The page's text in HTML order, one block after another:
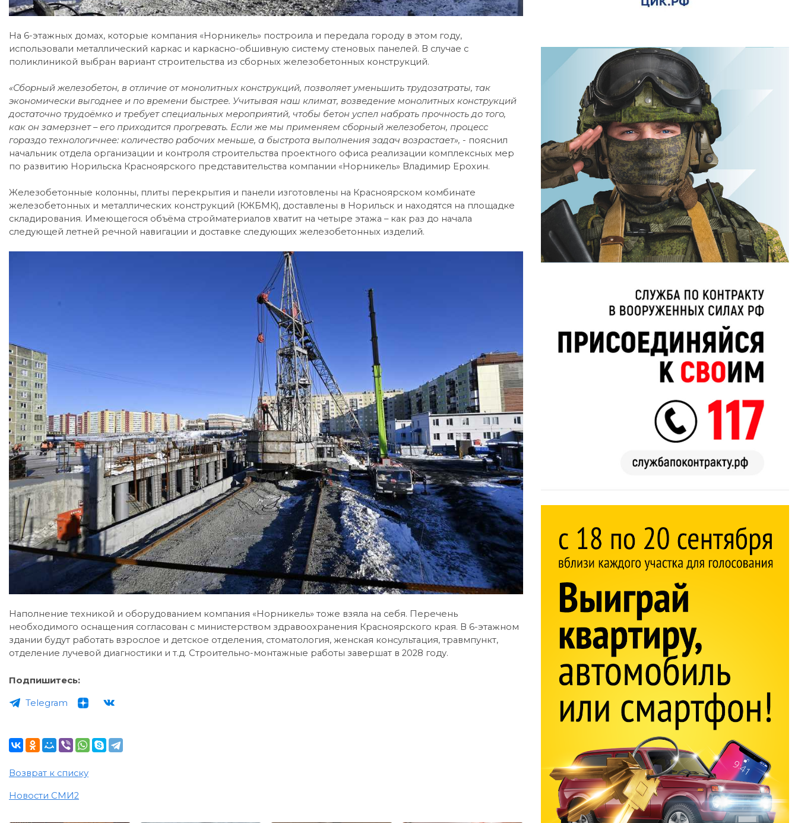
На 6-этажных домах, которые компания «Норникель» построила и передала городу в этом году,
использовали металлический каркас и каркасно-обшивную систему стеновых панелей. В случае с
поликлиникой выбран вариант строительства из сборных железобетонных конструкций.
«Сборный железобетон, в отличие от монолитных конструкций, позволяет уменьшить трудозатраты, так
экономически выгоднее и по времени быстрее. Учитывая наш климат, возведение монолитных конструкций
достаточно трудоёмко и требует специальных мероприятий, чтобы бетон успел набрать прочность до того,
как он замерзнет – его приходится прогревать. Если же мы применяем сборный железобетон, процесс
гораздо технологичнее: количество рабочих меньше, а быстрота выполнения задач возрастает», - пояснил
начальник отдела организации и контроля строительства проектного офиса реализации комплексных мер
по развитию Норильска Красноярского представительства компании «Норникель» Владимир Ерохин.
Железобетонные колонны, плиты перекрытия и панели изготовлены на Красноярском комбинате
железобетонных и металлических конструкций (КЖБМК), доставлены в Норильск и находятся на площадке
складирования. Имеющегося объёма стройматериалов хватит на четыре этажа – как раз до начала
следующей летней речной навигации и доставке следующих железобетонных изделий.
Наполнение техникой и оборудованием компания «Норникель» тоже взяла на себя. Перечень
необходимого оснащения согласован с министерством здравоохранения Красноярского края. В 6-этажном
здании будут работать взрослое и детское отделения, стоматология, женская консультация, травмпункт,
отделение лучевой диагностики и т.д. Строительно-монтажные работы завершат в 2028 году.
Подпишитесь:
Telegram
Возврат к списку
Новости СМИ2